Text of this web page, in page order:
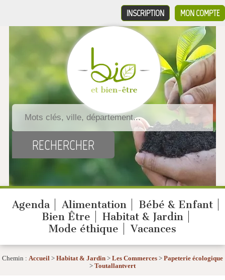
MON COMPTE
INSCRIPTION
Agenda Alimentation
Bébé & Enfant
Bien Être
Habitat & Jardin
Mode éthique
Vacances
Chemin : Accueil > Habitat & Jardin > Les Commerces > Papeterie écologique
> Toutallantvert